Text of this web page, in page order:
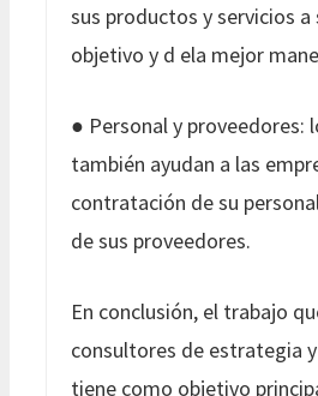
sus productos y servicios a
objetivo y d ela mejor
● Personal y proveedores:
también ayudan a las
contratación de su
de sus proveedores.
En conclusión, el trabajo
consultores de estrategia
tiene como objetivo